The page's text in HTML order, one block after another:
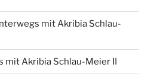
mit Akribia Schlau-
mit Akribia Schlau-Meier II